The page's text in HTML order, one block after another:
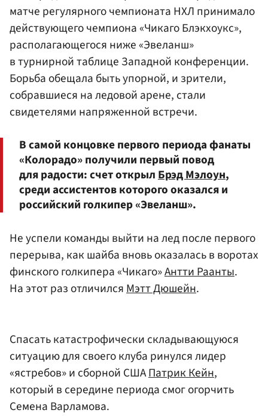
матче регулярного чемпионата НХЛ принимало
действующего чемпиона «Чикаго Блэкхоукс»,
располагающегося ниже «Эвеланш»
в турнирной таблице Западной конференции.
Борьба обещала быть упорной, и зрители,
собравшиеся на ледовой арене, стали
свидетелями напряженной встречи.
В самой концовке первого периода фанаты
«Колорадо» получили первый повод
для радости: счет открылБрэд Мэлоун,
среди ассистентов которого оказался и
российский голкипер «Эвеланш».
Не успели команды выйти на лед после первого
перерыва, как шайба вновь оказалась в воротах
финского голкипера «Чикаго»Антти Раанты.
На этот раз отличился Мэтт Дюшейн.
Спасать катастрофически складывающуюся
ситуацию для своего клуба ринулся лидер
«ястребов» и сборной СШАПатрик Кейн,
который в середине периода смог огорчить
Семена Варламова.